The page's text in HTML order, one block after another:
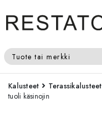
Tuote tai merkki
Kalusteet Terassikalusteet
tuoli käsinojin